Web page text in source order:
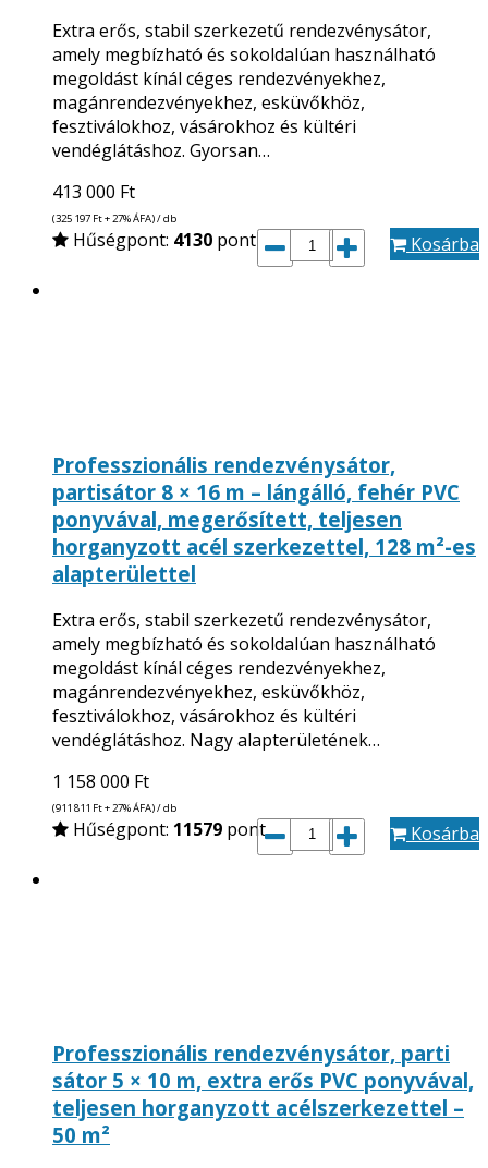
Extra erős, stabil szerkezetű rendezvénysátor,
amely megbízható és sokoldalúan használható
megoldást kínál céges rendezvényekhez,
magánrendezvényekhez, esküvőkhöz,
fesztiválokhoz, vásárokhoz és kültéri
vendéglátáshoz. Gyorsan…
413 000 Ft
(325 197 Ft+ 27% ÁFA) / db
Hűségpont: 4130 pont Kosárba
Professzionális rendezvénysátor,
partisátor 8 × 16 m – lángálló, fehér PVC
ponyvával, megerősített, teljesen
horganyzott acél szerkezettel, 128 m²-es
alapterülettel
Extra erős, stabil szerkezetű rendezvénysátor,
amely megbízható és sokoldalúan használható
megoldást kínál céges rendezvényekhez,
magánrendezvényekhez, esküvőkhöz,
fesztiválokhoz, vásárokhoz és kültéri
vendéglátáshoz. Nagy alapterületének…
1 158 000 Ft
(911 811 Ft+ 27% ÁFA) / db
Hűségpont: 11579 pont Kosárba
Professzionális rendezvénysátor, parti
sátor 5 × 10 m, extra erős PVC ponyvával,
teljesen horganyzott acélszerkezettel –
50 m²